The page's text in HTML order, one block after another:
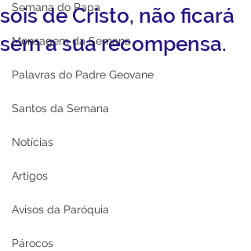
Semana do Papa
Mensagem da Semana
Palavras do Padre Geovane
Santos da Semana
Notícias
Artigos
Avisos da Paróquia
Párocos
sois de Cristo, não ficará
sem a sua recompensa.